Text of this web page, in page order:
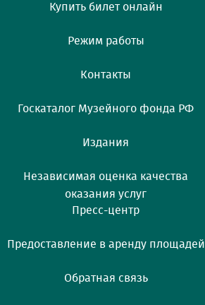
Купить билет онлайн
Режим работы
Контакты
Госкаталог Музейного фонда РФ
Издания
Независимая оценка качества
оказания услуг
Пресс-центр
Предоставление в аренду площадей
Обратная связь